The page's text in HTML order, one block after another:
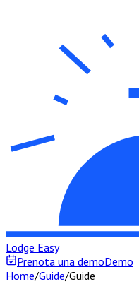
Lodge Easy
Prenota una demoDemo
Home/Guide/Guide